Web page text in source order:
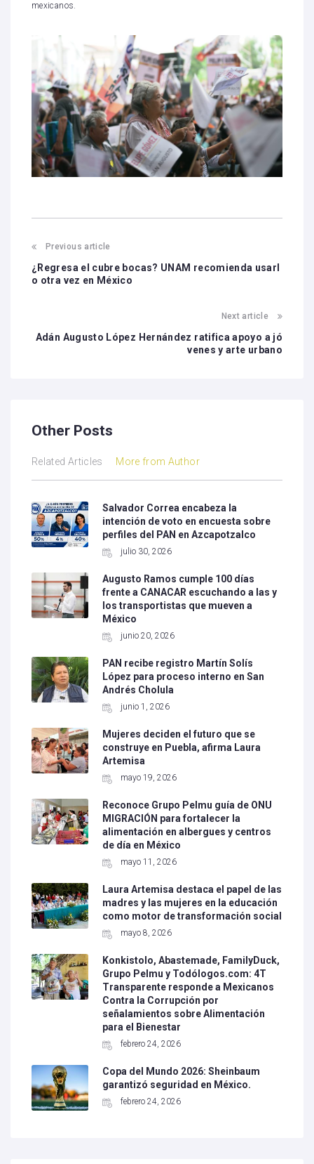
mexicanos.
Previous article
¿Regresa el cubre bocas? UNAM recomienda usarl
o otra vez en México
Next article
Adán Augusto López Hernández ratifica apoyo a jó
venes y arte urbano
Other Posts
Related Articles More from Author
Salvador Correa encabeza la
intención de voto en encuesta sobre
perfiles del PAN en Azcapotzalco
julio 30, 2026
Augusto Ramos cumple 100 días
frente a CANACAR escuchando a las y
los transportistas que mueven a
México
junio 20, 2026
PAN recibe registro Martín Solís
López para proceso interno en San
Andrés Cholula
junio 1, 2026
Mujeres deciden el futuro que se
construye en Puebla, afirma Laura
Artemisa
mayo 19, 2026
Reconoce Grupo Pelmu guía de ONU
MIGRACIÓN para fortalecer la
alimentación en albergues y centros
de día en México
mayo 11, 2026
Laura Artemisa destaca el papel de las
madres y las mujeres en la educación
como motor de transformación social
mayo 8, 2026
Konkistolo, Abastemade, FamilyDuck,
Grupo Pelmu y Todólogos.com: 4T
Transparente responde a Mexicanos
Contra la Corrupción por
señalamientos sobre Alimentación
para el Bienestar
febrero 24, 2026
Copa del Mundo 2026: Sheinbaum
garantizó seguridad en México.
febrero 24, 2026